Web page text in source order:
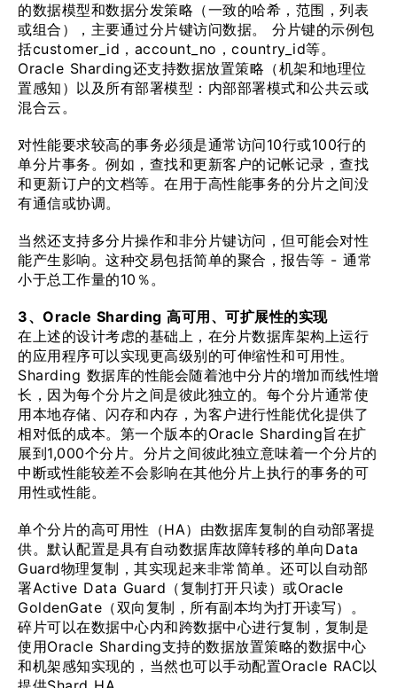
的数据模型和数据分发策略（一致的哈希，范围，列表
或组合），主要通过分片键访问数据。 分片键的示例包
括customer_id，account_no，country_id等。
Oracle Sharding还支持数据放置策略（机架和地理位
置感知）以及所有部署模型：内部部署模式和公共云或
混合云。
对性能要求较高的事务必须是通常访问10行或100行的
单分片事务。例如，查找和更新客户的记帐记录，查找
和更新订户的文档等。在用于高性能事务的分片之间没
有通信或协调。
当然还支持多分片操作和非分片键访问，但可能会对性
能产生影响。这种交易包括简单的聚合，报告等 - 通常
小于总工作量的10％。
3、Oracle Sharding 高可用、可扩展性的实现
在上述的设计考虑的基础上，在分片数据库架构上运行
的应用程序可以实现更高级别的可伸缩性和可用性。
Sharding 数据库的性能会随着池中分片的增加而线性增
长，因为每个分片之间是彼此独立的。每个分片通常使
用本地存储、闪存和内存，为客户进行性能优化提供了
相对低的成本。第一个版本的Oracle Sharding旨在扩
展到1,000个分片。分片之间彼此独立意味着一个分片的
中断或性能较差不会影响在其他分片上执行的事务的可
用性或性能。
单个分片的高可用性（HA）由数据库复制的自动部署提
供。默认配置是具有自动数据库故障转移的单向Data
Guard物理复制，其实现起来非常简单。还可以自动部
署Active Data Guard（复制打开只读）或Oracle
GoldenGate（双向复制，所有副本均为打开读写）。
碎片可以在数据中心内和跨数据中心进行复制，复制是
使用Oracle Sharding支持的数据放置策略的数据中心
和机架感知实现的，当然也可以手动配置Oracle RAC以